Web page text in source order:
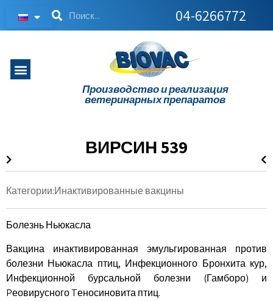
04-6266772
Производство и реализация
ветеринарных препаратов
ВИРСИН 539
Категории:Инактивированные вакцины
Болезнь Ньюкасла
Вакцина инактивированная эмульгированная против
болезни Ньюкасла птиц, Инфекционного Бронхита кур,
Инфекционной бурсальной болезни (Гамборо) и
Pеовирусного Tеносиновита птиц.